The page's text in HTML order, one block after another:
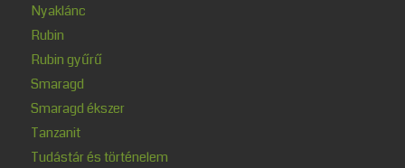
Nyaklánc
Rubin
Rubin gyűrű
Smaragd
Smaragd ékszer
Tanzanit
Tudástár és történelem